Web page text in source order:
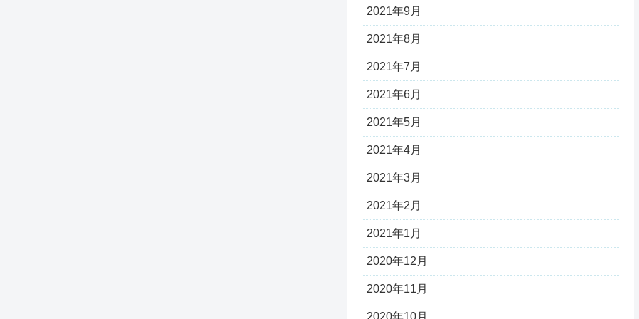
2021年9月
2021年8月
2021年7月
2021年6月
2021年5月
2021年4月
2021年3月
2021年2月
2021年1月
2020年12月
2020年11月